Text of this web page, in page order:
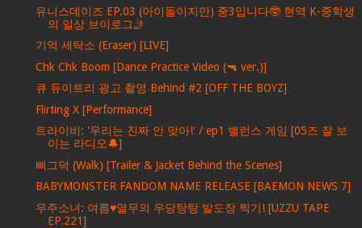
유니스데이즈 EP.03 (아이돌이지만) 중3입니다🤓 현역 K-중학생
의 일상 브이로그🤳
기억 세탁소 (Eraser) [LIVE]
Chk Chk Boom [Dance Practice Video (🔫 ver.)]
큐 듀이트리 광고 촬영 Behind #2 [OFF THE BOYZ]
Flirting X [Performance]
트라이비: '우리는 진짜 안 맞아!' / ep1 밸런스 게임 [05즈 잘 보
이는 라디오🔔]
삐그덕 (Walk) [Trailer & Jacket Behind the Scenes]
BABYMONSTER FANDOM NAME RELEASE [BAEMON NEWS 7]
우주소녀: 여름♥열무의 우당탕탕 발도장 찍기! [UZZU TAPE
EP.221]